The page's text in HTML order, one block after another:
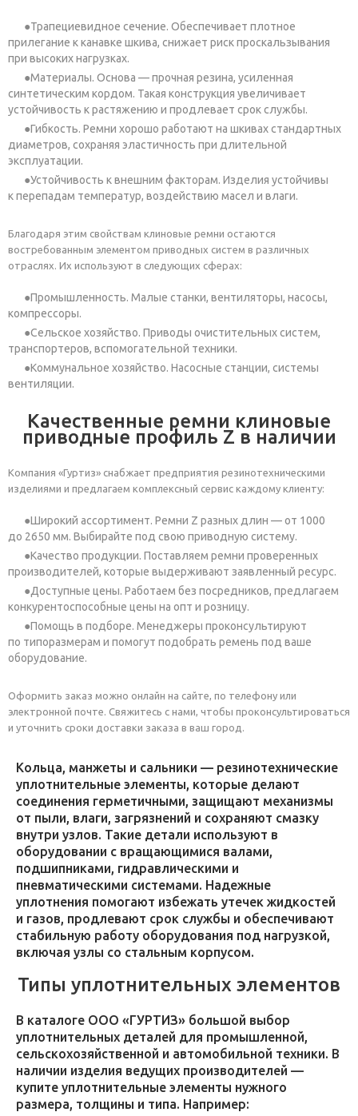
Трапециевидное сечение. Обеспечивает плотное
прилегание к канавке шкива, снижает риск проскальзывания
при высоких нагрузках.
Материалы. Основа — прочная резина, усиленная
синтетическим кордом. Такая конструкция увеличивает
устойчивость к растяжению и продлевает срок службы.
Гибкость. Ремни хорошо работают на шкивах стандартных
диаметров, сохраняя эластичность при длительной
эксплуатации.
Устойчивость к внешним факторам. Изделия устойчивы
к перепадам температур, воздействию масел и влаги.
Благодаря этим свойствам клиновые ремни остаются
востребованным элементом приводных систем в различных
отраслях. Их используют в следующих сферах:
Промышленность. Малые станки, вентиляторы, насосы,
компрессоры.
Сельское хозяйство. Приводы очистительных систем,
транспортеров, вспомогательной техники.
Коммунальное хозяйство. Насосные станции, системы
вентиляции.
Качественные ремни клиновые
приводные профиль Z в наличии
Компания «Гуртиз» снабжает предприятия резинотехническими
изделиями и предлагаем комплексный сервис каждому клиенту:
Широкий ассортимент. Ремни Z разных длин — от 1000
до 2650 мм. Выбирайте под свою приводную систему.
Качество продукции. Поставляем ремни проверенных
производителей, которые выдерживают заявленный ресурс.
Доступные цены. Работаем без посредников, предлагаем
конкурентоспособные цены на опт и розницу.
Помощь в подборе. Менеджеры проконсультируют
по типоразмерам и помогут подобрать ремень под ваше
оборудование.
Оформить заказ можно онлайн на сайте, по телефону или
электронной почте. Свяжитесь с нами, чтобы проконсультироваться
и уточнить сроки доставки заказа в ваш город.
Кольца, манжеты и сальники — резинотехнические
уплотнительные элементы, которые делают
соединения герметичными, защищают механизмы
от пыли, влаги, загрязнений и сохраняют смазку
внутри узлов. Такие детали используют в
оборудовании с вращающимися валами,
подшипниками, гидравлическими и
пневматическими системами. Надежные
уплотнения помогают избежать утечек жидкостей
и газов, продлевают срок службы и обеспечивают
стабильную работу оборудования под нагрузкой,
включая узлы со стальным корпусом.
Типы уплотнительных элементов
В каталоге ООО «ГУРТИЗ» большой выбор
уплотнительных деталей для промышленной,
сельскохозяйственной и автомобильной техники. В
наличии изделия ведущих производителей —
купите уплотнительные элементы нужного
размера, толщины и типа. Например: